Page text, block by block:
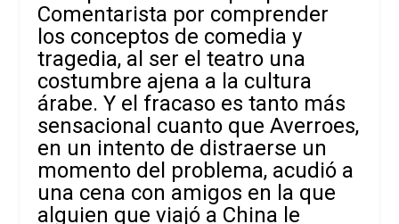
Comentarista por comprender
los conceptos de comedia y
tragedia, al ser el teatro una
costumbre ajena a la cultura
árabe. Y el fracaso es tanto más
sensacional cuanto que Averroes,
en un intento de distraerse un
momento del problema, acudió a
una cena con amigos en la que
alguien que viajó a China le